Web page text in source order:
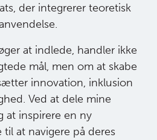
der integrerer teoretisk
at indlede, handler ikke
mål, men om at skabe
innovation, inklusion
Ved at dele mine
at inspirere en ny
at navigere på deres